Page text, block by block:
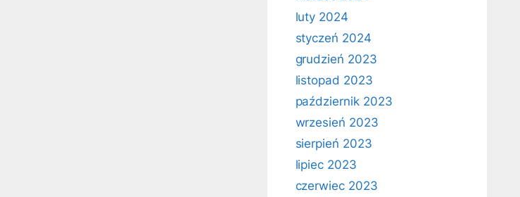
luty 2024
styczeń 2024
grudzień 2023
listopad 2023
październik 2023
wrzesień 2023
sierpień 2023
lipiec 2023
czerwiec 2023